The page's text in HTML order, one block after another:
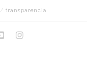
/transparencia